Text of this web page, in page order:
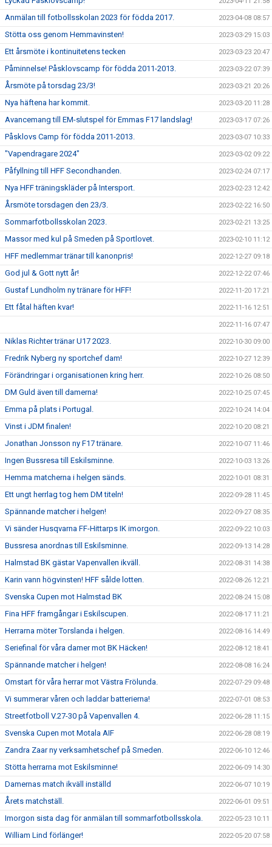
Anmälan till fotbollsskolan 2023 för födda 2017. 2023-04-08 08:57
Stötta oss genom Hemmavinsten! 2023-03-29 15:03
Ett årsmöte i kontinuitetens tecken 2023-03-23 20:47
Påminnelse! Påsklovscamp för födda 2011-2013. 2023-03-22 07:39
Årsmöte på torsdag 23/3! 2023-03-21 20:26
Nya häftena har kommit. 2023-03-20 11:28
Avancemang till EM-slutspel för Emmas F17 landslag! 2023-03-17 07:26
Påsklovs Camp för födda 2011-2013. 2023-03-07 10:33
"Vapendragare 2024" 2023-03-02 09:22
Påfyllning till HFF Secondhanden. 2023-02-24 07:17
Nya HFF träningskläder på Intersport. 2023-02-23 12:42
Årsmöte torsdagen den 23/3. 2023-02-22 16:50
Sommarfotbollsskolan 2023. 2023-02-21 13:25
Massor med kul på Smeden på Sportlovet. 2023-02-10 11:12
HFF medlemmar tränar till kanonpris! 2022-12-27 09:18
God jul & Gott nytt år! 2022-12-22 07:46
Gustaf Lundholm ny tränare för HFF! 2022-11-20 17:21
Ett fåtal häften kvar! 2022-11-16 12:51
2022-11-16 07:47
Niklas Richter tränar U17 2023. 2022-10-30 09:00
Fredrik Nyberg ny sportchef dam! 2022-10-27 12:39
Förändringar i organisationen kring herr. 2022-10-26 08:50
DM Guld även till damerna! 2022-10-25 07:45
Emma på plats i Portugal. 2022-10-24 14:04
Vinst i JDM finalen! 2022-10-20 08:21
Jonathan Jonsson ny F17 tränare. 2022-10-07 11:46
Ingen Bussresa till Eskilsminne. 2022-10-03 13:26
Hemma matcherna i helgen sänds. 2022-10-01 08:31
Ett ungt herrlag tog hem DM titeln! 2022-09-28 11:45
Spännande matcher i helgen! 2022-09-27 08:35
Vi sänder Husqvarna FF-Hittarps IK imorgon. 2022-09-22 10:03
Bussresa anordnas till Eskilsminne. 2022-09-13 14:28
Halmstad BK gästar Vapenvallen ikväll. 2022-08-31 14:38
Karin vann högvinsten! HFF sålde lotten. 2022-08-26 12:21
Svenska Cupen mot Halmstad BK 2022-08-24 15:08
Fina HFF framgångar i Eskilscupen. 2022-08-17 11:21
Herrarna möter Torslanda i helgen. 2022-08-16 14:49
Seriefinal för våra damer mot BK Häcken! 2022-08-12 18:41
Spännande matcher i helgen! 2022-08-08 16:24
Omstart för våra herrar mot Västra Frölunda. 2022-07-29 09:48
Vi summerar våren och laddar batterierna! 2022-07-01 08:53
Streetfotboll V.27-30 på Vapenvallen 4. 2022-06-28 11:15
Svenska Cupen mot Motala AIF 2022-06-28 08:19
Zandra Zaar ny verksamhetschef på Smeden. 2022-06-10 12:46
Stötta herrarna mot Eskilsminne! 2022-06-09 14:30
Damernas match ikväll inställd 2022-06-07 10:19
Årets matchställ. 2022-06-01 09:51
Imorgon sista dag för anmälan till sommarfotbollsskola. 2022-05-23 10:11
William Lind förlänger! 2022-05-20 07:58